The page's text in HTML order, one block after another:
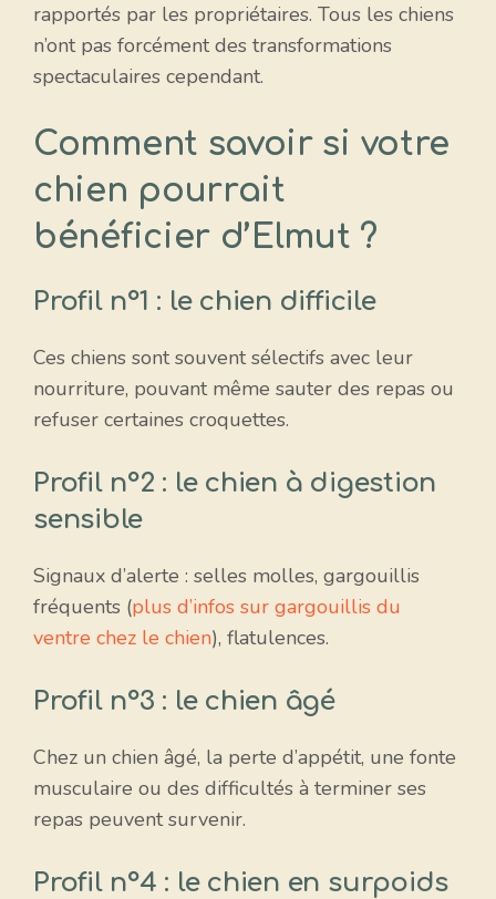
rapportés par les propriétaires. Tous les chiens
n’ont pas forcément des transformations
spectaculaires cependant.
Comment savoir si votre
chien pourrait
bénéficier d’Elmut ?
Profil n°1 : le chien difficile
Ces chiens sont souvent sélectifs avec leur
nourriture, pouvant même sauter des repas ou
refuser certaines croquettes.
Profil n°2 : le chien à digestion
sensible
Signaux d’alerte : selles molles, gargouillis
fréquents (plus d’infos sur gargouillis du
ventre chez le chien), flatulences.
Profil n°3 : le chien âgé
Chez un chien âgé, la perte d’appétit, une fonte
musculaire ou des difficultés à terminer ses
repas peuvent survenir.
Profil n°4 : le chien en surpoids